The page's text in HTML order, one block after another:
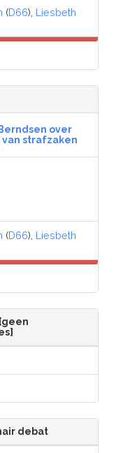
(D66), Liesbeth
over
strafzaken
(D66), Liesbeth
debat